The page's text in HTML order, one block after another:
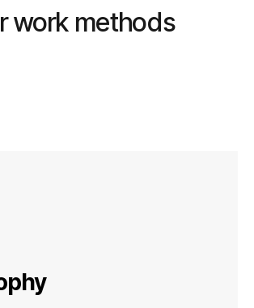
work methods